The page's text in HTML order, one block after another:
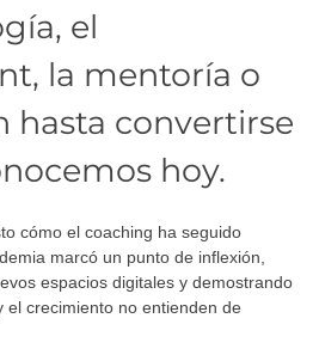
el
la mentoría o
hasta convertirse
hoy.
cómo el coaching ha seguido
marcó un punto de inflexión,
espacios digitales y demostrando
el crecimiento no entienden de